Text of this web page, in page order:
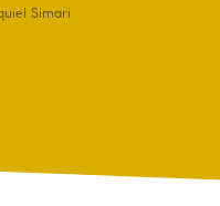
Simari